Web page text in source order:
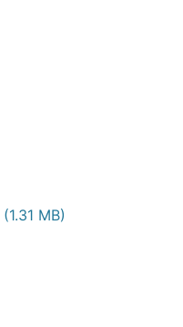
(1.31 MB)